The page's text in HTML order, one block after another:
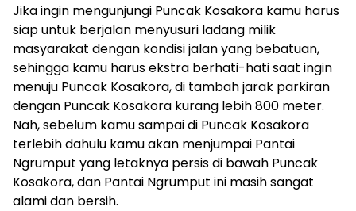
Jika ingin mengunjungi Puncak Kosakora kamu harus
siap untuk berjalan menyusuri ladang milik
masyarakat dengan kondisi jalan yang bebatuan,
sehingga kamu harus ekstra berhati-hati saat ingin
menuju Puncak Kosakora, di tambah jarak parkiran
dengan Puncak Kosakora kurang lebih 800 meter.
Nah, sebelum kamu sampai di Puncak Kosakora
terlebih dahulu kamu akan menjumpai Pantai
Ngrumput yang letaknya persis di bawah Puncak
Kosakora, dan Pantai Ngrumput ini masih sangat
alami dan bersih.